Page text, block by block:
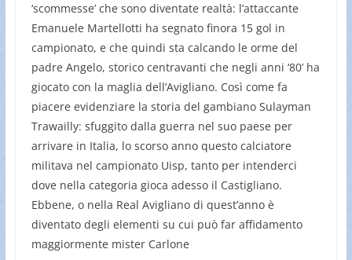
‘scommesse’ che sono diventate realtà: l’attaccante
Emanuele Martellotti ha segnato finora 15 gol in
campionato, e che quindi sta calcando le orme del
padre Angelo, storico centravanti che negli anni ‘80’ ha
giocato con la maglia dell’Avigliano. Così come fa
piacere evidenziare la storia del gambiano Sulayman
Trawailly: sfuggito dalla guerra nel suo paese per
arrivare in Italia, lo scorso anno questo calciatore
militava nel campionato Uisp, tanto per intenderci
dove nella categoria gioca adesso il Castigliano.
Ebbene, o nella Real Avigliano di quest’anno è
diventato degli elementi su cui può far affidamento
maggiormente mister Carlone